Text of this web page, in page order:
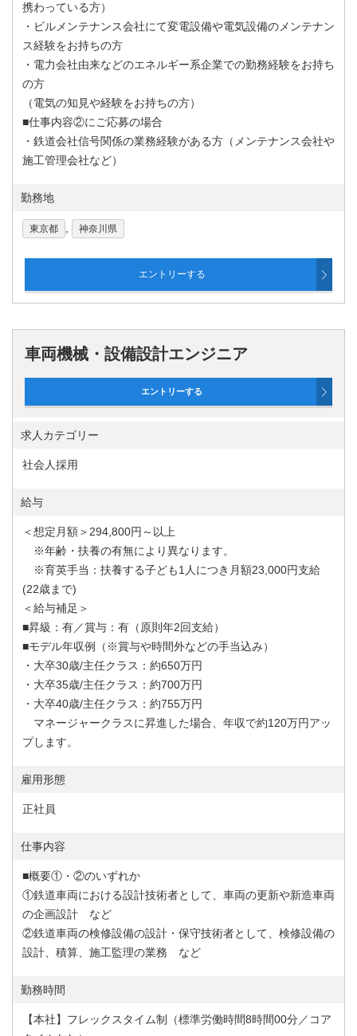
携わっている方）
・ビルメンテナンス会社にて変電設備や電気設備のメンテナン
ス経験をお持ちの方
・電力会社由来などのエネルギー系企業での勤務経験をお持ち
の方
（電気の知見や経験をお持ちの方）
■仕事内容②にご応募の場合
・鉄道会社信号関係の業務経験がある方（メンテナンス会社や
施工管理会社など）
勤務地
東京都 神奈川県
車両機械・設備設計エンジニア
求人カテゴリー
社会人採用
給与
＜想定月額＞294,800円～以上
※年齢・扶養の有無により異なります。
※育英手当：扶養する子ども1人につき月額23,000円支給
(22歳まで)
＜給与補足＞
■昇級：有／賞与：有（原則年2回支給）
■モデル年収例（※賞与や時間外などの手当込み）
・大卒30歳/主任クラス：約650万円
・大卒35歳/主任クラス：約700万円
・大卒40歳/主任クラス：約755万円
マネージャークラスに昇進した場合、年収で約120万円アッ
プします。
雇用形態
正社員
仕事内容
■概要①・②のいずれか
①鉄道車両における設計技術者として、車両の更新や新造車両
の企画設計 など
②鉄道車両の検修設備の設計・保守技術者として、検修設備の
設計、積算、施工監理の業務 など
勤務時間
【本社】フレックスタイム制（標準労働時間8時間00分／コア